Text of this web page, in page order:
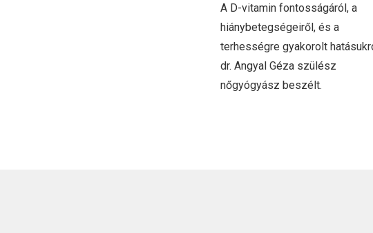
A D-vitamin fontosságáról, a
hiánybetegségeiről, és a
terhességre gyakorolt
dr. Angyal Géza szülész
nőgyógyász beszélt.